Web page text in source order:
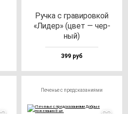
Руч­ка с гра­ви­ров­кой
«Лидер» (цвет — чер­
ный)
399 руб
Печенье с предсказаниями